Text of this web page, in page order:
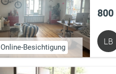
Online-Besichtigung
800
LB